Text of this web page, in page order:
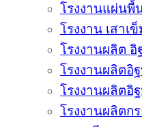
โรงงานแผ่นพื้
โรงงาน เสาเ
โรงงานผลิต
โรงงานผลิตอิ
โรงงานผลิตอิ
โรงงานผลิตก